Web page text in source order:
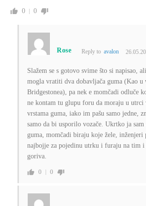
0 0
Rose Reply to avalon
Slažem se s gotovo svime što si napisao,
mogla vratiti dva dobavljača guma (Kao
Bridgestonea), pa nek e momčadi odluče
ne kontam tu glupu foru da moraju u
vrstama guma, iako im pašu samo jedne,
samo da bi usporilo vozače. Ukrtko ja sam
guma, momčadi biraju koje žele, inženjeri
najbojje za pojedinu utrku i furaju na tim i
goriva.
0 0